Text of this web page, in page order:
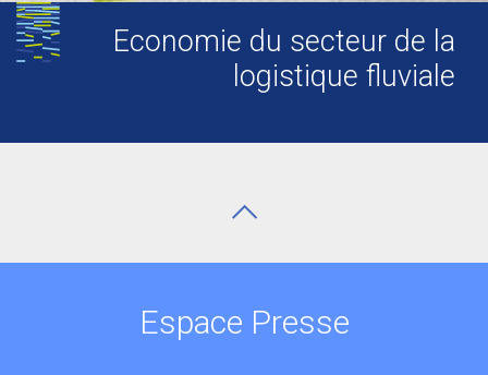
Economie du secteur de la
logistique fluviale
Espace Presse